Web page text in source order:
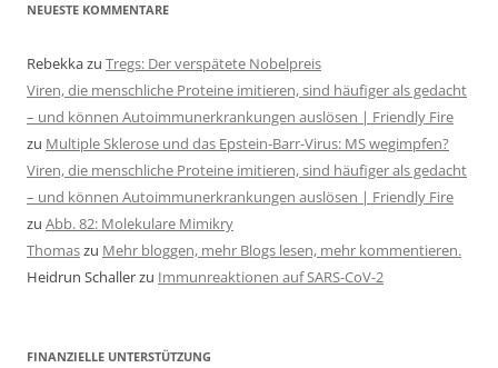
NEUESTE KOMMENTARE
Rebekkazu Tregs: Der verspätete Nobelpreis
Viren, die menschliche Proteine imitieren, sind häufiger als gedacht
– und können Autoimmunerkrankungen auslösen | Friendly Fire
zu Multiple Sklerose und das Epstein-Barr-Virus: MS wegimpfen?
Viren, die menschliche Proteine imitieren, sind häufiger als gedacht
– und können Autoimmunerkrankungen auslösen | Friendly Fire
zu Abb. 82: Molekulare Mimikry
Thomaszu Mehr bloggen, mehr Blogs lesen, mehr kommentieren.
Heidrun Schallerzu Immunreaktionen auf SARS-CoV-2
FINANZIELLE UNTERSTÜTZUNG